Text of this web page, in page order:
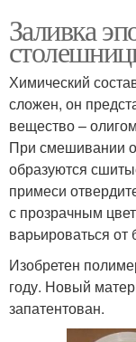
Заливка
Химический
сложен, он
вещество –
При смешивании
образуются
примеси
с прозрачным
варьироваться от
Изобретен
году. Новый
запатентован.